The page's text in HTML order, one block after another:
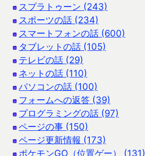
スプラトゥーン (243)
スポーツの話 (234)
スマートフォンの話 (600)
タブレットの話 (105)
テレビの話 (29)
ネットの話 (110)
パソコンの話 (100)
フォームへの返答 (39)
プログラミングの話 (97)
ページの事 (150)
ページ更新情報 (173)
ポケモンGO（位置ゲー） (131)